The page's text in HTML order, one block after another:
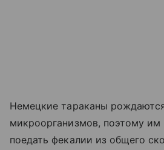
Немецкие тараканы
микроорганизмов, поэтому
поедать фекалии из общего